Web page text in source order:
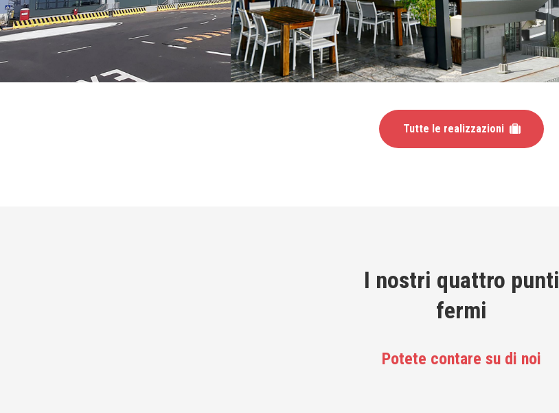
Tutte le realizzazioni
I nostri quattro punti
fermi
Potete contare su di noi